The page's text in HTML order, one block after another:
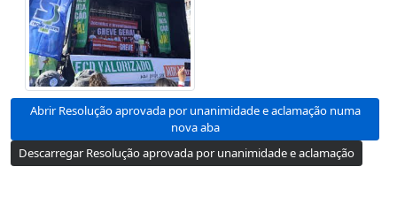
Abrir Resolução aprovada por unanimidade e aclamação numa
nova aba
Descarregar Resolução aprovada por unanimidade e aclamação